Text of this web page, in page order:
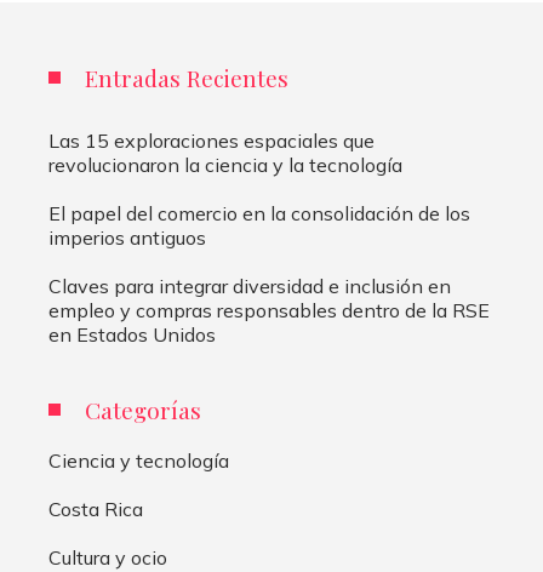
Entradas Recientes
Las 15 exploraciones espaciales que
revolucionaron la ciencia y la tecnología
El papel del comercio en la consolidación de los
imperios antiguos
Claves para integrar diversidad e inclusión en
empleo y compras responsables dentro de la RSE
en Estados Unidos
Categorías
Ciencia y tecnología
Costa Rica
Cultura y ocio